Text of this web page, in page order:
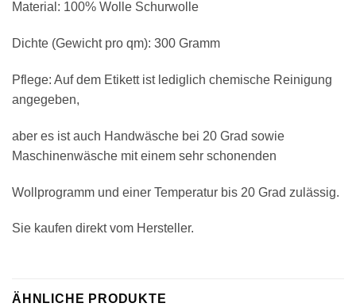
Material: 100% Wolle Schurwolle
Dichte (Gewicht pro qm): 300 Gramm
Pflege: Auf dem Etikett ist lediglich chemische Reinigung
angegeben,
aber es ist auch Handwäsche bei 20 Grad sowie
Maschinenwäsche mit einem sehr schonenden
Wollprogramm und einer Temperatur bis 20 Grad zulässig.
Sie kaufen direkt vom Hersteller.
ÄHNLICHE PRODUKTE